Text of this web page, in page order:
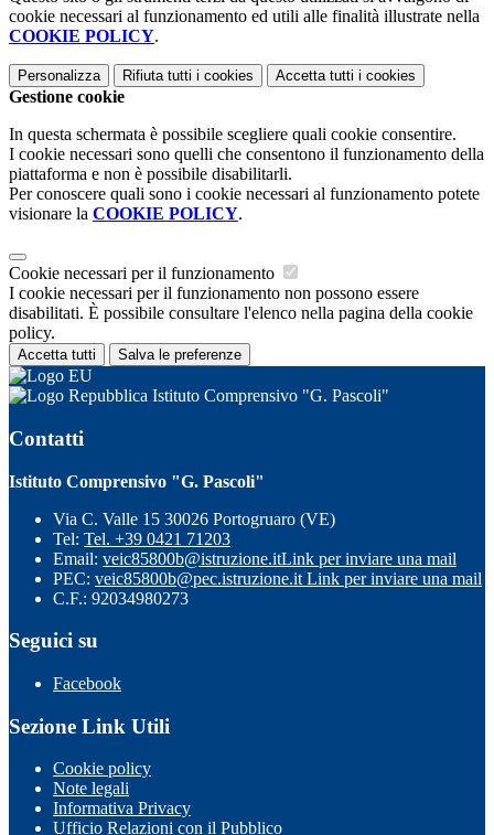
cookie necessari al funzionamento ed utili alle finalità illustrate nella
COOKIE POLICY.
Personalizza Rifiuta tutti i cookies Accetta tutti i cookies
Gestione cookie
In questa schermata è possibile scegliere quali cookie consentire.
I cookie necessari sono quelli che consentono il funzionamento della
piattaforma e non è possibile disabilitarli.
Per conoscere quali sono i cookie necessari al funzionamento potete
visionare la COOKIE POLICY.
Cookie necessari per il funzionamento
I cookie necessari per il funzionamento non possono essere
disabilitati. È possibile consultare l'elenco nella pagina della cookie
policy.
Accetta tutti Salva le preferenze
Istituto Comprensivo "G. Pascoli"
Contatti
Istituto Comprensivo "G. Pascoli"
Via C. Valle 15 30026 Portogruaro (VE)
Tel: Tel. +39 0421 71203
Email: veic85800b@istruzione.itLink per inviare una mail
PEC: veic85800b@pec.istruzione.it Link per inviare una mail
C.F.: 92034980273
Seguici su
Facebook
Sezione Link Utili
Cookie policy
Note legali
Informativa Privacy
Ufficio Relazioni con il Pubblico